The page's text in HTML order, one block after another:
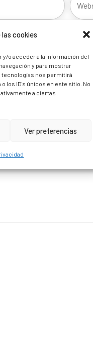
cookies
o acceder a la información del
y para mostrar
tecnologías nos permitirá
los ID's únicos en este sitio. No
a ciertas
Ver preferencias